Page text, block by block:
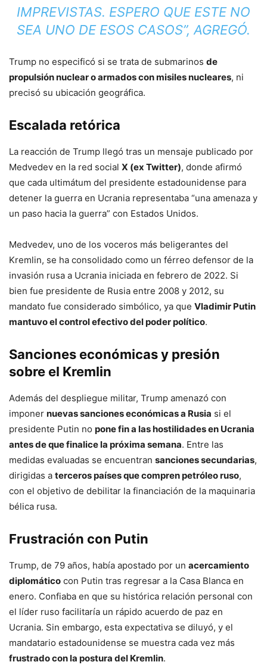
IMPREVISTAS. ESPERO QUE ESTE NO
SEA UNO DE ESOS CASOS”, AGREGÓ.
Trump no especificó si se trata de submarinos de
propulsión nuclear o armados con misiles nucleares, ni
precisó su ubicación geográfica.
Escalada retórica
La reacción de Trump llegó tras un mensaje publicado por
Medvedev en la red social X (ex Twitter), donde afirmó
que cada ultimátum del presidente estadounidense para
detener la guerra en Ucrania representaba “una amenaza y
un paso hacia la guerra” con Estados Unidos.
Medvedev, uno de los voceros más beligerantes del
Kremlin, se ha consolidado como un férreo defensor de la
invasión rusa a Ucrania iniciada en febrero de 2022. Si
bien fue presidente de Rusia entre 2008 y 2012, su
mandato fue considerado simbólico, ya que Vladimir Putin
mantuvo el control efectivo del poder político.
Sanciones económicas y presión
sobre el Kremlin
Además del despliegue militar, Trump amenazó con
imponer nuevas sanciones económicas a Rusia si el
presidente Putin no pone fin a las hostilidades en Ucrania
antes de que finalice la próxima semana. Entre las
medidas evaluadas se encuentran sanciones secundarias,
dirigidas a terceros países que compren petróleo ruso,
con el objetivo de debilitar la financiación de la maquinaria
bélica rusa.
Frustración con Putin
Trump, de 79 años, había apostado por un acercamiento
diplomático con Putin tras regresar a la Casa Blanca en
enero. Confiaba en que su histórica relación personal con
el líder ruso facilitaría un rápido acuerdo de paz en
Ucrania. Sin embargo, esta expectativa se diluyó, y el
mandatario estadounidense se muestra cada vez más
frustrado con la postura del Kremlin.